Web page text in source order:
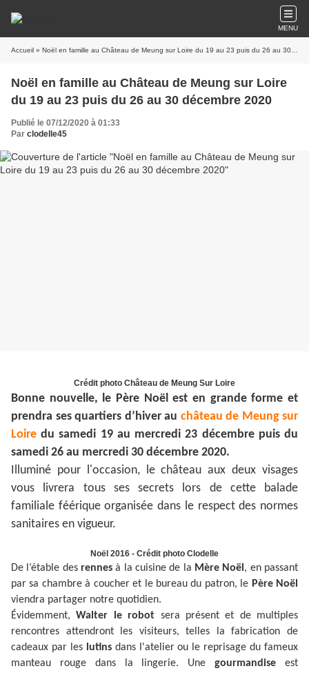
MENU
Accueil » Noël en famille au Château de Meung sur Loire du 19 au 23 puis du 26 au 30 décembre 2020
Noël en famille au Château de Meung sur Loire
du 19 au 23 puis du 26 au 30 décembre 2020
Publié le 07/12/2020 à 01:33
Par clodelle45
Crédit photo Château de Meung Sur Loire
Bonne nouvelle, le Père Noël est en grande forme et
prendra ses quartiers d’hiver au château de Meung sur
Loire du samedi 19 au mercredi 23 décembre puis du
samedi 26 au mercredi 30 décembre 2020.
Illuminé pour l'occasion, le château aux deux visages
vous livrera tous ses secrets lors de cette balade
familiale féérique organisée dans le respect des normes
sanitaires en vigueur.
Noël 2016 - Crédit photo Clodelle
De l’étable des rennes à la cuisine de la Mère Noël , en passant
par sa chambre à coucher et le bureau du patron, le Père Noël
viendra partager notre quotidien.
Évidemment,Walter le robot sera présent et de multiples
rencontres attendront les visiteurs, telles la fabrication de
cadeaux par les lutinsdans l'atelier ou le reprisage du fameux
manteau rouge dans la lingerie. Unegourmandise est